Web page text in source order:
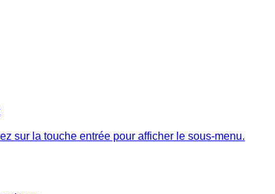
sur la touche entrée pour afficher le sous-menu.